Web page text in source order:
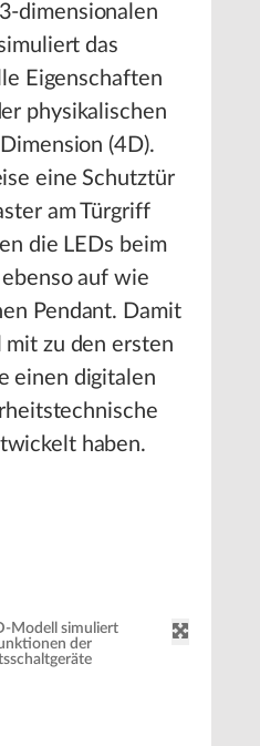
dimensionalen
das
Eigenschaften
physikalischen
(4D).
eine Schutztür
am Türgriff
die LEDs beim
auf wie
Pendant. Damit
mit zu den ersten
einen digitalen
haben.
Modell simuliert
der